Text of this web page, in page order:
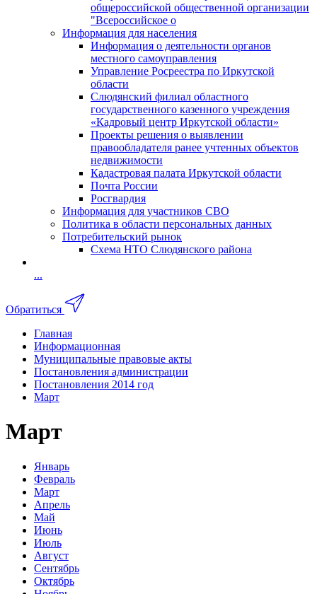
общероссийской общественной организации
"Всероссийское о
Информация для населения
Информация о деятельности органов
местного самоуправления
Управление Росреестра по Иркутской
области
Слюдянский филиал областного
государственного казенного учреждения
«Кадровый центр Иркутской области»
Проекты решения о выявлении
правообладателя ранее учтенных объектов
недвижимости
Кадастровая палата Иркутской области
Почта России
Росгвардия
Информация для участников СВО
Политика в области персональных данных
Потребительский рынок
Схема НТО Слюдянского района
...
Обратиться
Главная
Информационная
Муниципальные правовые акты
Постановления администрации
Постановления 2014 год
Март
Март
Январь
Февраль
Март
Апрель
Май
Июнь
Июль
Август
Сентябрь
Октябрь